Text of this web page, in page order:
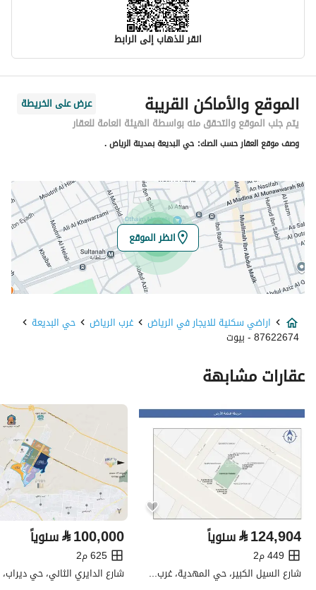
انقر للذهاب إلى الرابط
معلومات مسؤول الإعلان
اسم المسؤول
-
رقم المسؤول
-
الموقع
المنطقة
منطقة الرياض
المدينة
الرياض
الحي
البديعة
اسم الشارع
المدينه المنوره
رقم المبنى
الرقم الاضافي
7308
خط العرض
24.615586242717793
خط الطول
46.689010861289084
تفاصيل العقار
نوع الإعلان
الموقع والأماكن القريبة
عرض على الخريطة
يتم جلب الموقع والتحقق منه بواسطة الهيئة العامة للعقار
وصف موقع العقار حسب الصك: حي البديعة بمدينة الرياض .
انظر الموقع
اراضي سكنية للايجار في الرياض غرب الرياض حي البديعة
87622674 - بيوت
عقارات مشابهة
⃁124,904 سنوياً
449 م2
شارع السيل الكبير، حي المهدية، غرب الرياض، الرياض
⃁100,000 سنوياً
625 م2